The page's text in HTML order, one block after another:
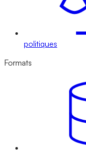
politiques
Formats